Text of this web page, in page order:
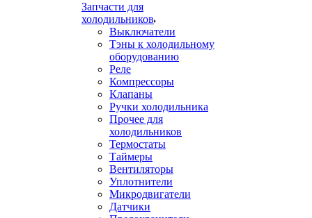
Запчасти для
холодильников
Выключатели
Тэны к холодильному
оборудованию
Реле
Компрессоры
Клапаны
Ручки холодильника
Прочее для
холодильников
Термостаты
Таймеры
Вентиляторы
Уплотнители
Микродвигатели
Датчики